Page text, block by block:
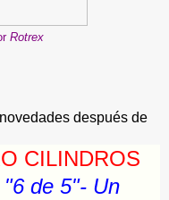
Rotrex
después de
CILINDROS
"6 de 5"- Un